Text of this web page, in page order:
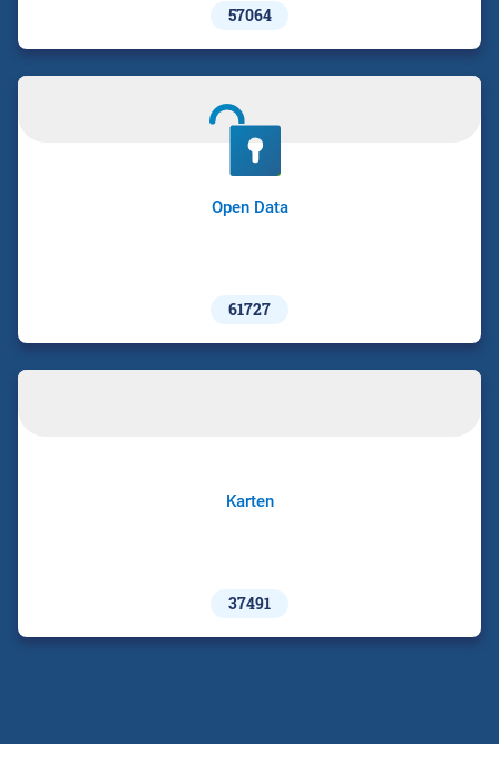
57064
Open Data
61727
Karten
37491